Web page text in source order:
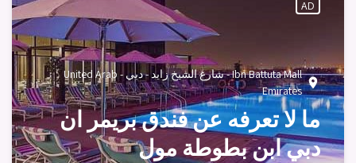
AD
place
Ibn Battuta Mall - شارع الشيخ زايد - دبي - United Arab
Emirates
ما لا تعرفه عن فندق بريمر ان
دبي ابن بطوطة مول